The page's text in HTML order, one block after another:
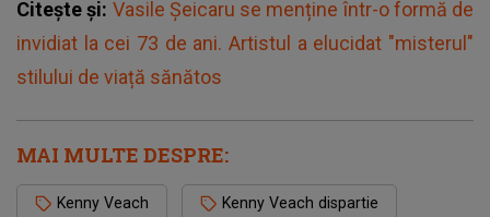
Citește și: Vasile Șeicaru se menține într-o formă de
invidiat la cei 73 de ani. Artistul a elucidat "misterul"
stilului de viață sănătos
MAI MULTE DESPRE:
Kenny Veach Kenny Veach dispartie